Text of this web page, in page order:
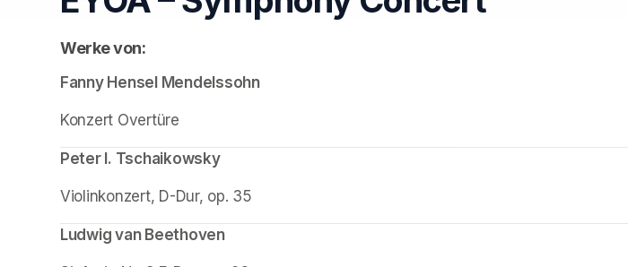
Werke von:
Fanny Hensel Mendelssohn
Konzert Overtüre
Peter I. Tschaikowsky
Violinkonzert, D-Dur, op. 35
Ludwig van Beethoven